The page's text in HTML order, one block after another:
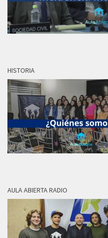
HISTORIA
AULA ABIERTA RADIO